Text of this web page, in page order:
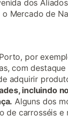
dos
Mercado de
por
com
adquirir
incluindo
Alguns dos
de carrosséis